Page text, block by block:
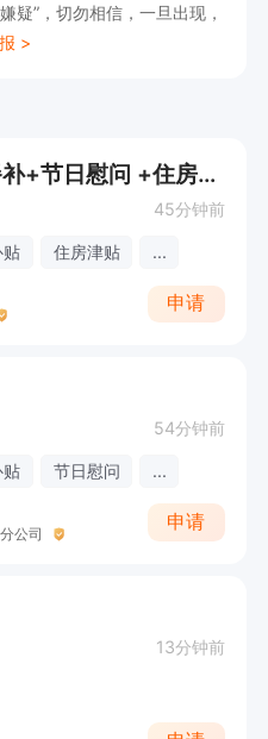
疑”，切勿相信，一旦出现，
>
电子测试员（社保+ 餐补+节日慰问 +住房津贴 +工龄奖）
45分钟前
贴 住房津贴 ...
申请
54分钟前
贴 节日慰问 ...
公司
申请
13分钟前